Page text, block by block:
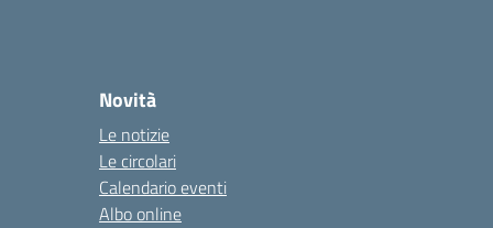
Novità
Le notizie
Le circolari
Calendario eventi
Albo online